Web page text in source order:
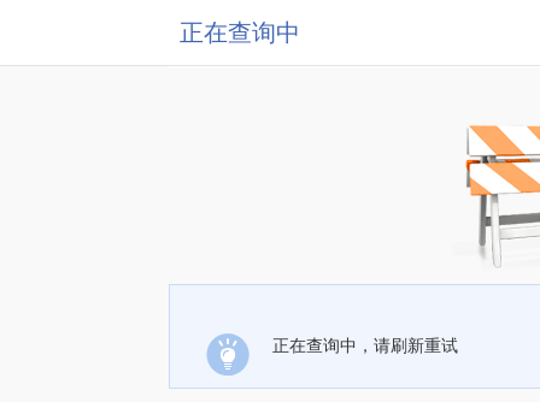
正在查询中
正在查询中，请刷新重试